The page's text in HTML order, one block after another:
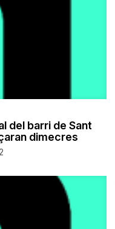
del barri de Sant
dimecres